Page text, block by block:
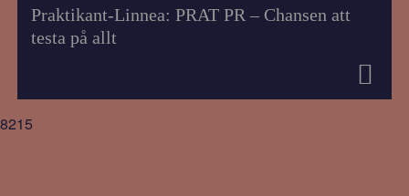
Praktikant-Linnea: PRAT PR – Chansen att
testa på allt
8215